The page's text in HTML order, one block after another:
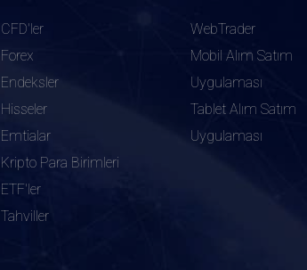
CFD'ler
Forex
Endeksler
Hisseler
Emtialar
Kripto Para Birimleri
ETF'ler
Tahviller
WebTrader
Mobil Alım Satım
Uygulaması
Tablet Alım Satım
Uygulaması